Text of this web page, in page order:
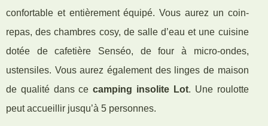
confortable et entièrement équipé. Vous aurez un coin-
repas, des chambres cosy, de salle d’eau et une cuisine
dotée de cafetière Senséo, de four à micro-ondes,
ustensiles. Vous aurez également des linges de maison
de qualité dans cecamping insolite Lot. Une roulotte
peut accueillir jusqu’à 5 personnes.